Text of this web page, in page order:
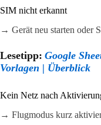
SIM nicht erkannt
→ Gerät neu starten oder
Lesetipp: Google
Vorlagen | Überblick
Kein Netz nach
→ Flugmodus kurz